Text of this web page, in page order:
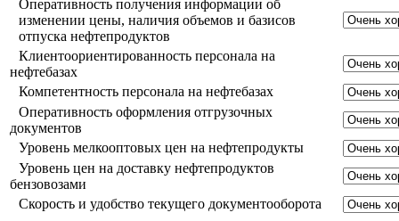
Оперативность получения информации об
изменении цены, наличия объемов и базисов
отпуска нефтепродуктов
Клиентоориентированность персонала на
нефтебазах
Компетентность персонала на нефтебазах
Оперативность оформления отгрузочных
документов
Уровень мелкооптовых цен на нефтепродукты
Уровень цен на доставку нефтепродуктов
бензовозами
Скорость и удобство текущего документооборота